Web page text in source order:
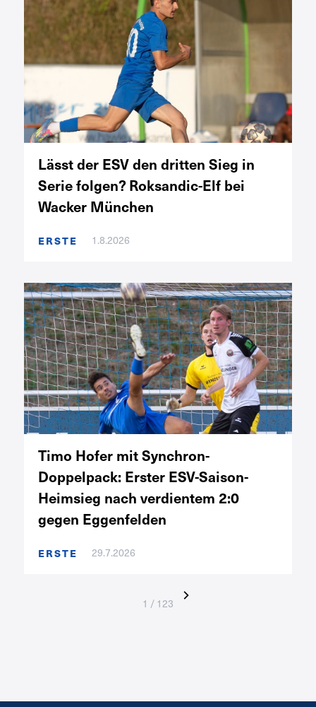
Lässt der ESV den dritten Sieg in
Serie folgen? Roksandic-Elf bei
Wacker München
ERSTE 1.8.2026
Timo Hofer mit Synchron-
Doppelpack: Erster ESV-Saison-
Heimsieg nach verdientem 2:0
gegen Eggenfelden
ERSTE 29.7.2026
1 / 123